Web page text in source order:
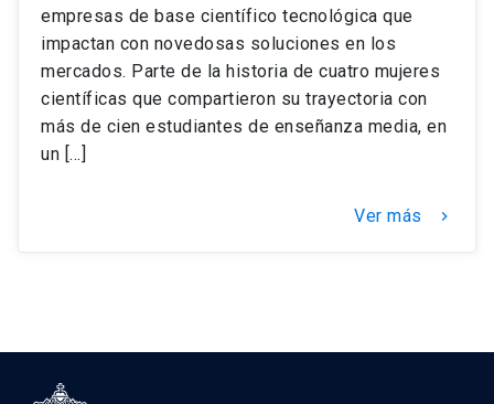
empresas de base científico tecnológica que
impactan con novedosas soluciones en los
mercados. Parte de la historia de cuatro mujeres
científicas que compartieron su trayectoria con
más de cien estudiantes de enseñanza media, en
un […]
Ver más keyboard_arrow_right